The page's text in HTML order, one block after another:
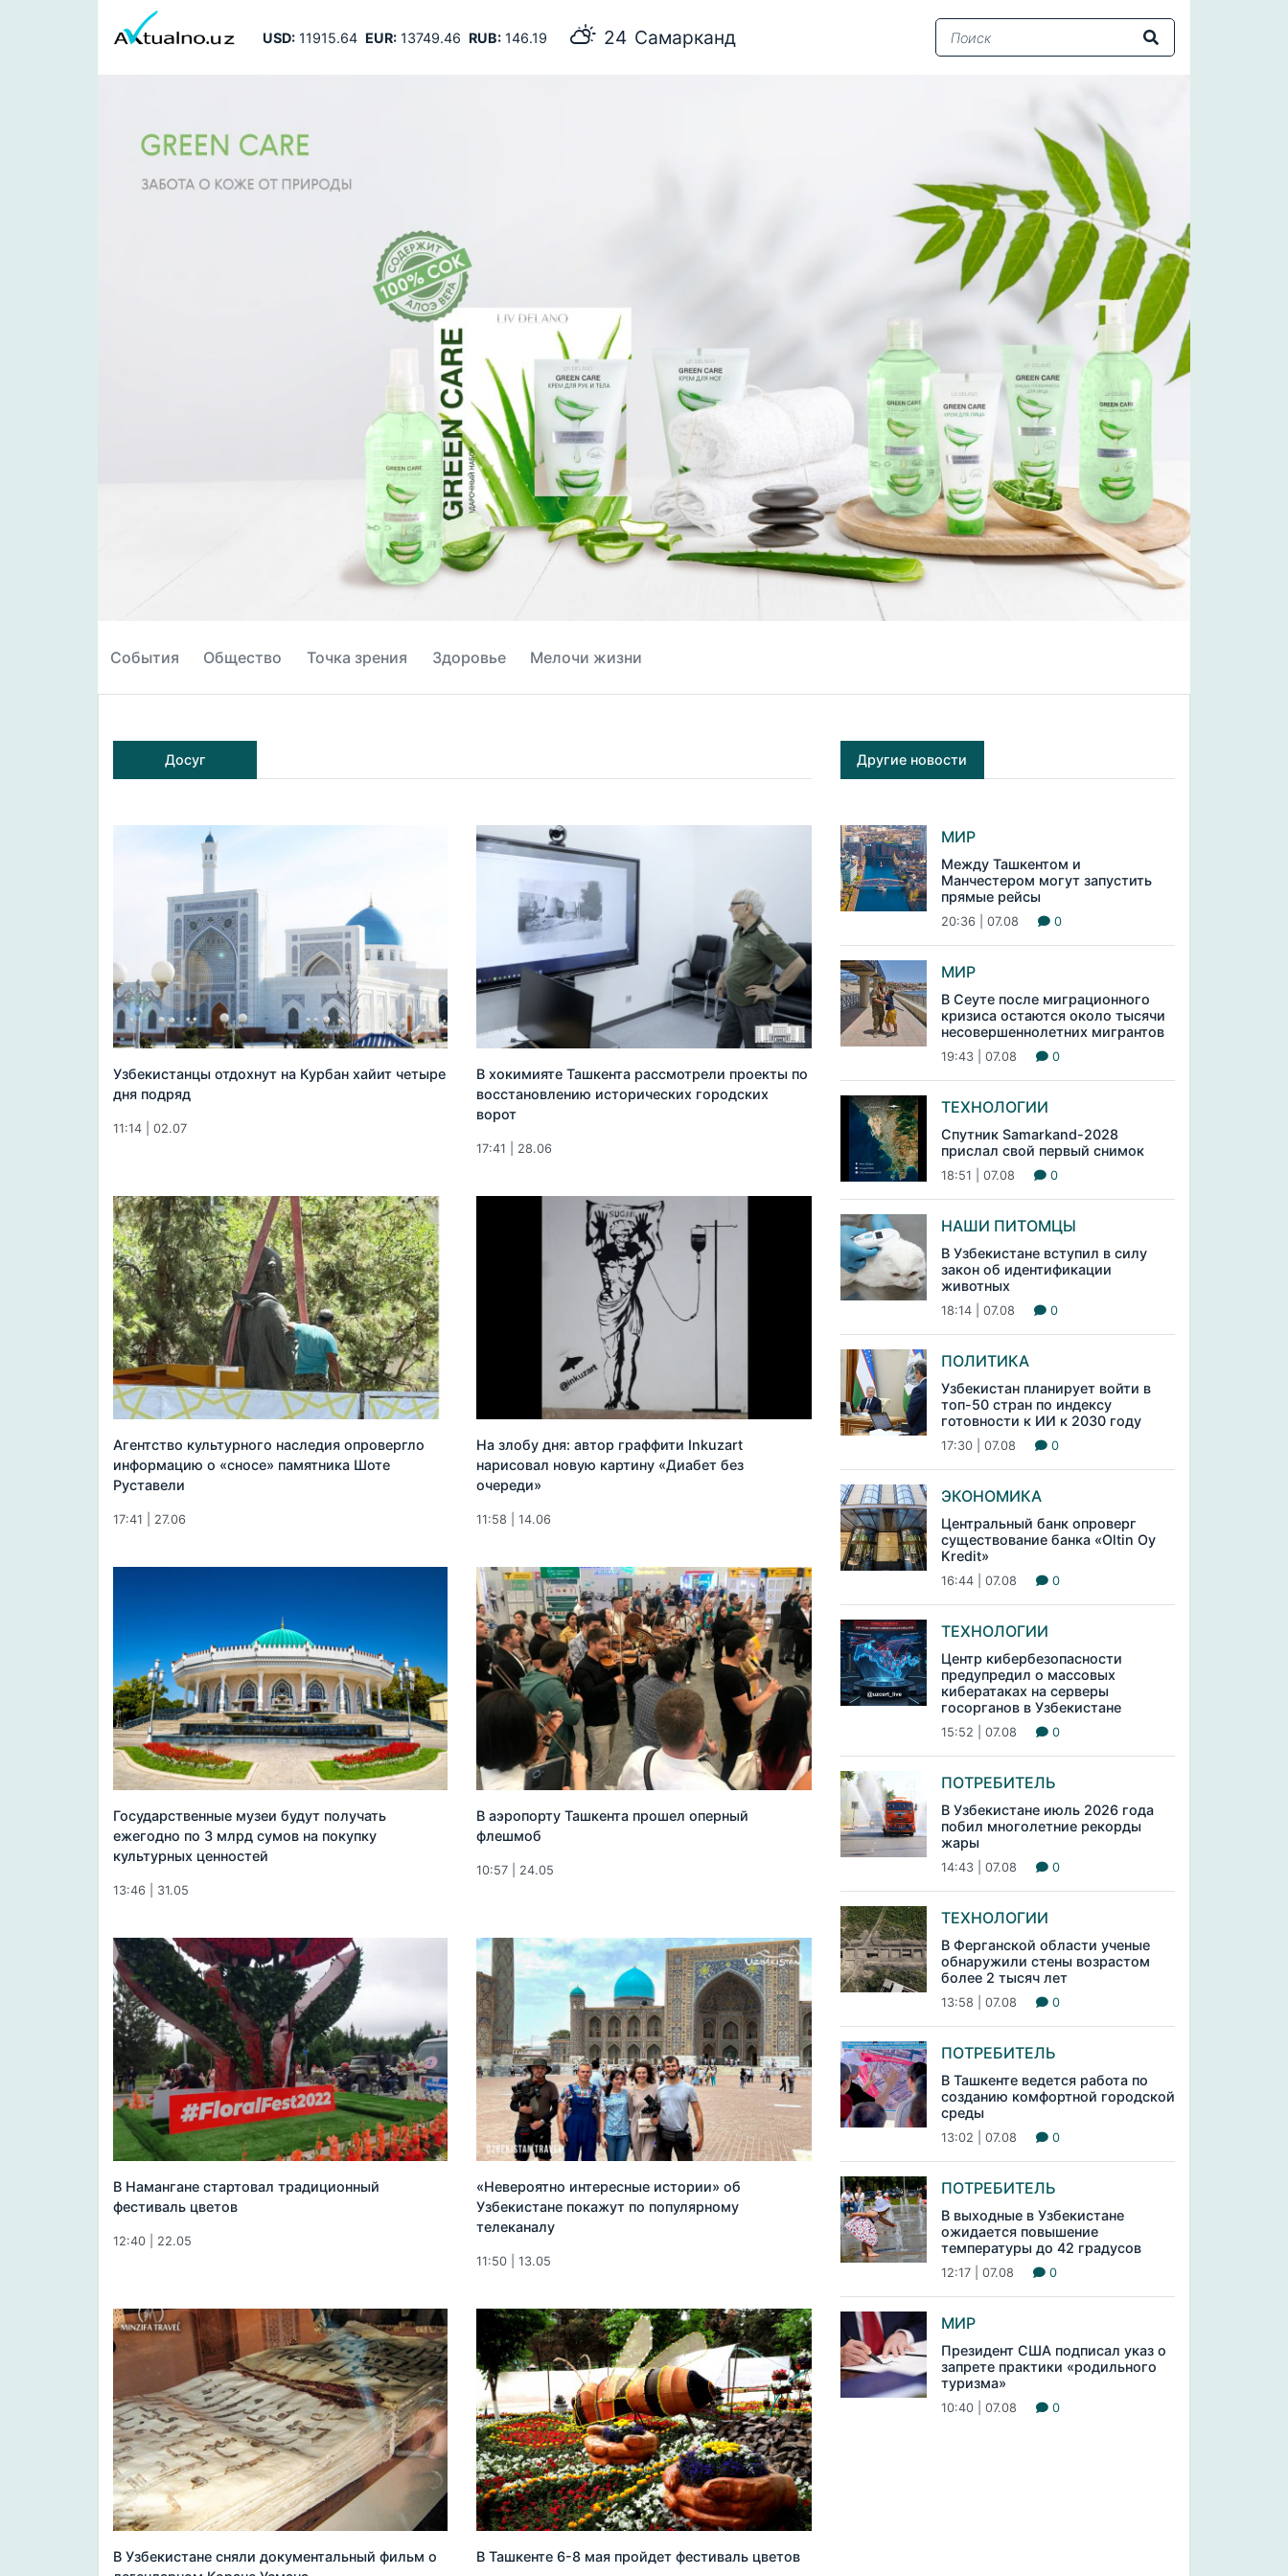
USD:11915.64 EUR:13749.46 RUB:146.19 24 Самарканд
События Общество Точка зрения Здоровье Мелочи жизни
Досуг
Узбекистанцы отдохнут на Курбан хайит четыре
дня подряд
11:14 | 02.07
В хокимияте Ташкента рассмотрели проекты по
восстановлению исторических городских
ворот
17:41 | 28.06
Агентство культурного наследия опровергло
информацию о «сносе» памятника Шоте
Руставели
17:41 | 27.06
На злобу дня: автор граффити Inkuzart
нарисовал новую картину «Диабет без
очереди»
11:58 | 14.06
Государственные музеи будут получать
ежегодно по 3 млрд сумов на покупку
культурных ценностей
13:46 | 31.05
В аэропорту Ташкента прошел оперный
флешмоб
10:57 | 24.05
В Намангане стартовал традиционный
фестиваль цветов
12:40 | 22.05
«Невероятно интересные истории» об
Узбекистане покажут по популярному
телеканалу
11:50 | 13.05
В Узбекистане сняли документальный фильм о
В Ташкенте 6-8 мая пройдет фестиваль цветов
Другие новости
МИР
Между Ташкентом и
Манчестером могут запустить
прямые рейсы
20:36 | 07.08 0
МИР
В Сеуте после миграционного
кризиса остаются около тысячи
несовершеннолетних мигрантов
19:43 | 07.08 0
ТЕХНОЛОГИИ
Спутник Samarkand-2028
прислал свой первый снимок
18:51 | 07.08 0
НАШИ ПИТОМЦЫ
В Узбекистане вступил в силу
закон об идентификации
животных
18:14 | 07.08 0
ПОЛИТИКА
Узбекистан планирует войти в
топ-50 стран по индексу
готовности к ИИ к 2030 году
17:30 | 07.08 0
ЭКОНОМИКА
Центральный банк опроверг
существование банка «Oltin Oy
Kredit»
16:44 | 07.08 0
ТЕХНОЛОГИИ
Центр кибербезопасности
предупредил о массовых
кибератаках на серверы
госорганов в Узбекистане
15:52 | 07.08 0
ПОТРЕБИТЕЛЬ
В Узбекистане июль 2026 года
побил многолетние рекорды
жары
14:43 | 07.08 0
ТЕХНОЛОГИИ
В Ферганской области ученые
обнаружили стены возрастом
более 2 тысяч лет
13:58 | 07.08 0
ПОТРЕБИТЕЛЬ
В Ташкенте ведется работа по
созданию комфортной городской
среды
13:02 | 07.08 0
ПОТРЕБИТЕЛЬ
В выходные в Узбекистане
ожидается повышение
температуры до 42 градусов
12:17 | 07.08 0
МИР
Президент США подписал указ о
запрете практики «родильного
туризма»
10:40 | 07.08 0